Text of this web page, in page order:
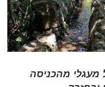
מעגלי מהכניסה